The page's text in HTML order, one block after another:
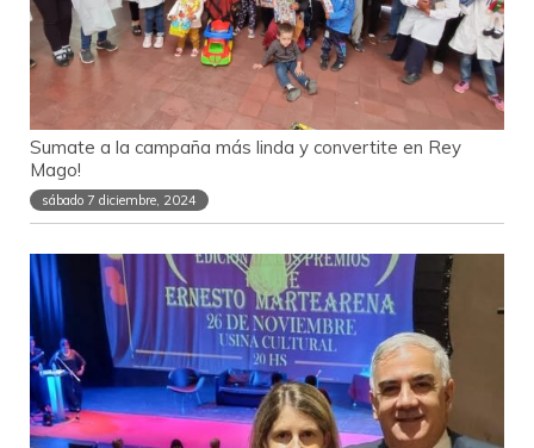
Sumate a la campaña más linda y convertite en Rey
Mago!
sábado 7 diciembre, 2024